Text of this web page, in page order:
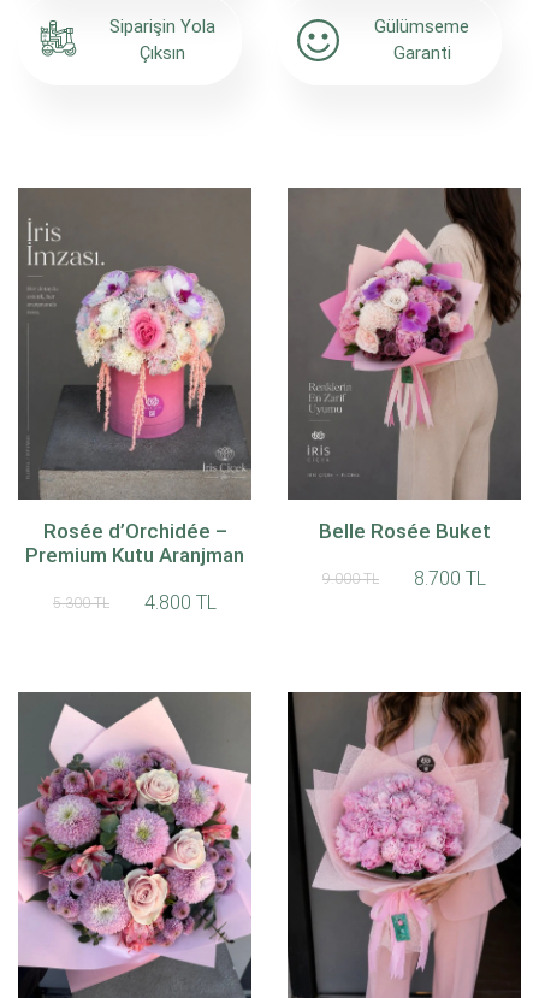
Siparişin Yola
Çıksın
Gülümseme
Garanti
Rosée d’Orchidée –
Premium Kutu Aranjman
5.300 TL 4.800 TL
Belle Rosée Buket
9.000 TL 8.700 TL